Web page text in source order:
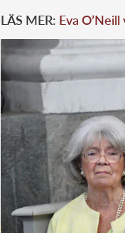
LÄS MER: Eva